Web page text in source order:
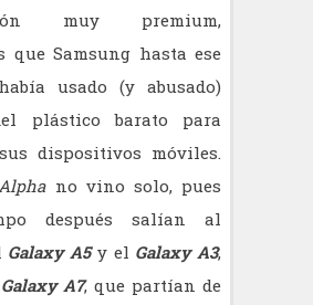
muy premium,
que Samsung hasta ese
usado (y abusado)
plástico barato para
dispositivos móviles.
no vino solo, pues
después salían al
Galaxy A5y el Galaxy A3,
Galaxy A7, que partían de